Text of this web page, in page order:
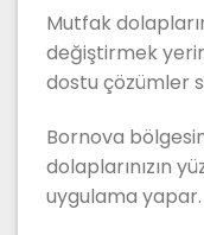
Mutfak
değiştirmek
dostu çözümler
Bornova
dolaplarınızın
uygulama yapar.